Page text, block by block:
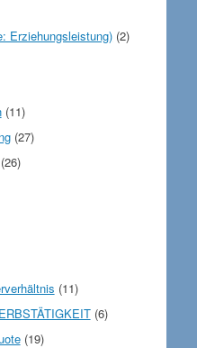
Erziehungsleistung) (2)
(11)
(27)
(11)
(6)
(19)